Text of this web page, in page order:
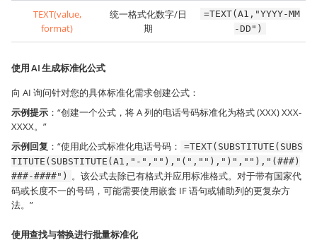
TEXT(value,
format)
统一格式化数字/日
期
=TEXT(A1,"YYYY-MM
-DD")
使用 AI 生成标准化公式
向 AI 询问针对您的具体标准化需求创建公式：
示例提示 ：“创建一个公式，将 A 列的电话号码标准化为格式 (XXX) XXX-
XXXX。”
示例回复 ：“使用此公式标准化电话号码：
=TEXT(SUBSTITUTE(SUBS
TITUTE(SUBSTITUTE(A1,"-",""),"(",""),")",""),"(###)
###-####") 。该公式去除已有格式并应用标准格式。对于带有国家代
码或长度不一的号码，可能需要使用嵌套 IF 语句或辅助列的更复杂方
法。”
使用查找与替换进行批量标准化